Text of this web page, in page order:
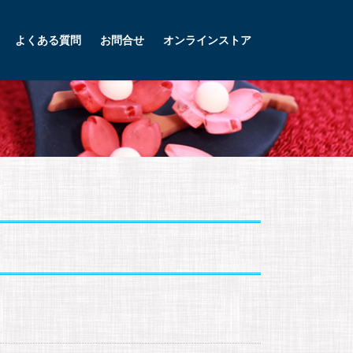
よくある質問 お問合せ オンラインストア